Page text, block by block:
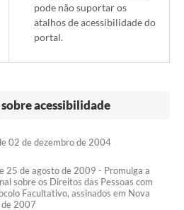
pode não suportar os
atalhos de acessibilidade do
portal.
acessibilidade
02 de dezembro de 2004
25 de agosto de 2009 - Promulga a
sobre os Direitos das Pessoas com
Facultativo, assinados em Nova
de 2007